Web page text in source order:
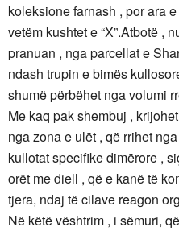
koleksione farnash , por ara
vetëm kushtet e “X”.Atbotë ,
pranuan , nga parcellat e
ndash trupin e bimës
shumë përbëhet nga volumi
Me kaq pak shembuj ,
nga zona e ulët , që rrihet
kullotat specifike dimërore ,
orët me diell , që e kanë të
tjera, ndaj të cilave reagon
Në këtë vështrim , i sëmuri,